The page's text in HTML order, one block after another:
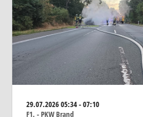
29.07.202605:34 - 07:10
F1. - PKW Brand